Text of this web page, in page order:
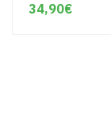
34,90€